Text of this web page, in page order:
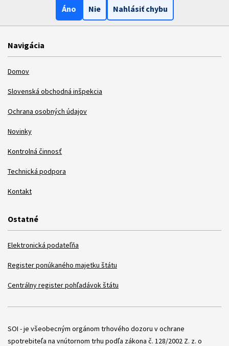
Áno
Nie Nahlásiť chybu
Navigácia
Domov
Slovenská obchodná inšpekcia
Ochrana osobných údajov
Novinky
Kontrolná činnosť
Technická podpora
Kontakt
Ostatné
Elektronická podateľňa
Register ponúkaného majetku štátu
Centrálny register pohľadávok štátu
Položky
SOI - je všeobecným orgánom trhového dozoru v ochrane
spotrebiteľa na vnútornom trhu podľa zákona č. 128/2002 Z. z. o